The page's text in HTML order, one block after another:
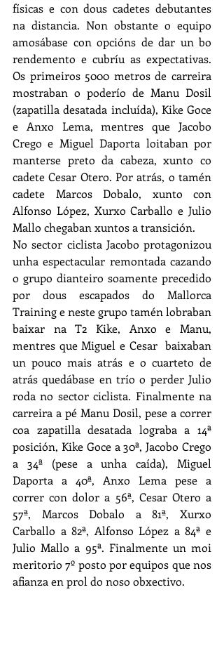
físicas e con dous cadetes debutantes
na distancia. Non obstante o equipo
amosábase con opcións de dar un bo
rendemento e cubríu as expectativas.
Os primeiros 5000 metros de carreira
mostraban o poderío de Manu Dosil
(zapatilla desatada incluída), Kike Goce
e Anxo Lema, mentres que Jacobo
Crego e Miguel Daporta loitaban por
manterse preto da cabeza, xunto co
cadete Cesar Otero. Por atrás, o tamén
cadete Marcos Dobalo, xunto con
Alfonso López, Xurxo Carballo e Julio
Mallo chegaban xuntos a transición.
No sector ciclista Jacobo protagonizou
unha espectacular remontada cazando
o grupo dianteiro soamente precedido
por dous escapados do Mallorca
Training e neste grupo tamén lobraban
baixar na T2 Kike, Anxo e Manu,
mentres que Miguel e Cesar  baixaban
un pouco mais atrás e o cuarteto de
atrás quedábase en trío o perder Julio
roda no sector ciclista. Finalmente na
carreira a pé Manu Dosil, pese a correr
coa zapatilla desatada lograba a 14ª
posición, Kike Goce a 30ª, Jacobo Crego
a 34ª (pese a unha caída), Miguel
Daporta a 40ª, Anxo Lema pese a
correr con dolor a 56ª, Cesar Otero a
57ª, Marcos Dobalo a 81ª, Xurxo
Carballo a 82ª, Alfonso López a 84ª e
Julio Mallo a 95ª. Finalmente un moi
meritorio 7º posto por equipos que nos
afianza en prol do noso obxectivo.